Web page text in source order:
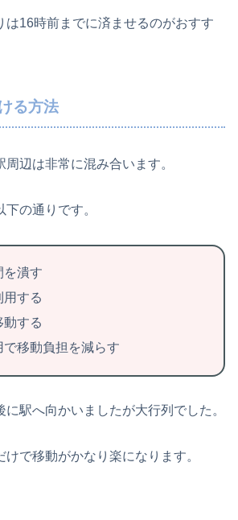
は16時前までに済ませるのがおすす
る方法
辺は非常に混み合います。
の通りです。
を潰す
用する
動する
移動負担を減らす
駅へ向かいましたが大行列でした。
で移動がかなり楽になります。